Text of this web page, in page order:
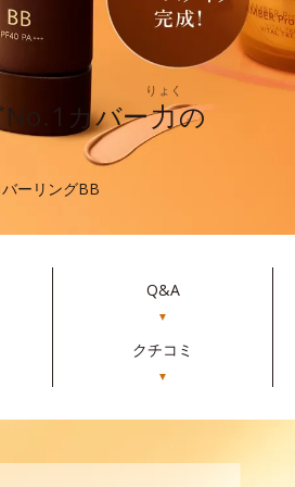
* No.1カバー力
りょく
の
ーリングBB
Q&A
▼
クチコミ
▼